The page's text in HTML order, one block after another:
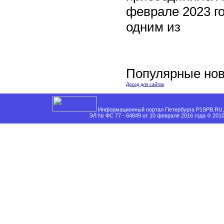
феврале 2023
одним из
Популярные
Доход для сайтов
Информационный портал Петербурга
ЭЛ № ФС 77 - 64849 от 10 февраля 2016 года ©